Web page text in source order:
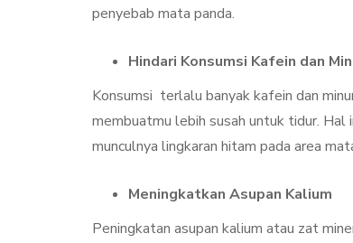
penyebab mata panda.
Hindari Konsumsi Kafein dan
Konsumsi terlalu banyak kafein dan
membuatmu lebih susah untuk tidur. Hal
munculnya lingkaran hitam pada area
Meningkatkan Asupan Kalium
Peningkatan asupan kalium atau zat